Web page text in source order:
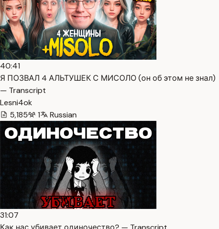
40:41
Я ПОЗВАЛ 4 АЛЬТУШЕК С МИСОЛО (он об этом не знал)
— Transcript
Lesni4ok
5,185
1 Russian
31:07